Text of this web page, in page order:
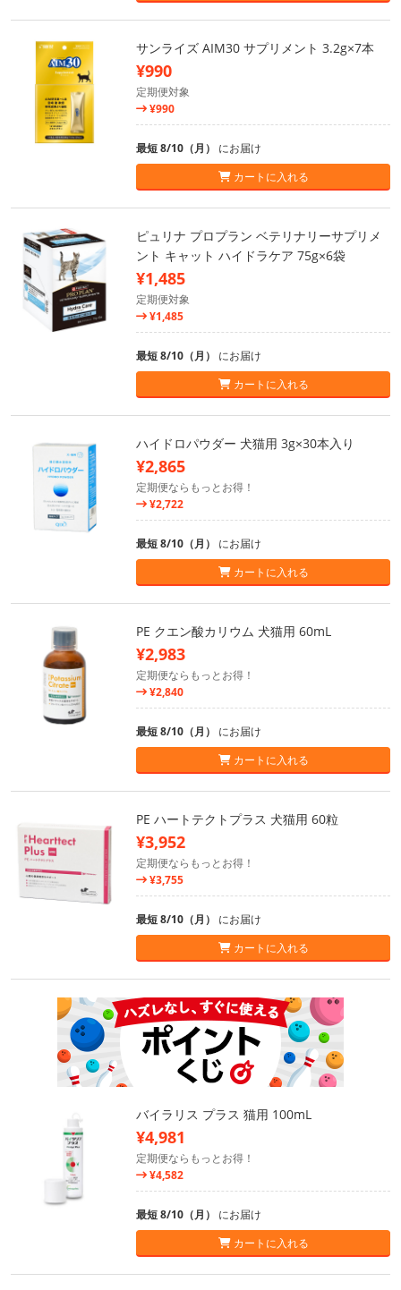
サンライズ AIM30 サプリメント 3.2g×7本
¥990
定期便対象
¥990
最短 8/10（月） にお届け
カートに入れる
ピュリナ プロプラン ベテリナリーサプリメ
ント キャット ハイドラケア 75g×6袋
¥1,485
定期便対象
¥1,485
最短 8/10（月） にお届け
カートに入れる
ハイドロパウダー 犬猫用 3g×30本入り
¥2,865
定期便ならもっとお得！
¥2,722
最短 8/10（月） にお届け
カートに入れる
PE クエン酸カリウム 犬猫用 60mL
¥2,983
定期便ならもっとお得！
¥2,840
最短 8/10（月） にお届け
カートに入れる
PE ハートテクトプラス 犬猫用 60粒
¥3,952
定期便ならもっとお得！
¥3,755
最短 8/10（月） にお届け
カートに入れる
バイラリス プラス 猫用 100mL
¥4,981
定期便ならもっとお得！
¥4,582
最短 8/10（月） にお届け
カートに入れる